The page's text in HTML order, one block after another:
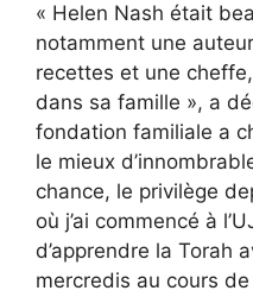
« Helen Nash était
notamment une
recettes et une
dans sa famille », a
fondation familiale a
le mieux
chance, le privilège
où j’ai commencé à
d’apprendre la Torah
mercredis au cours